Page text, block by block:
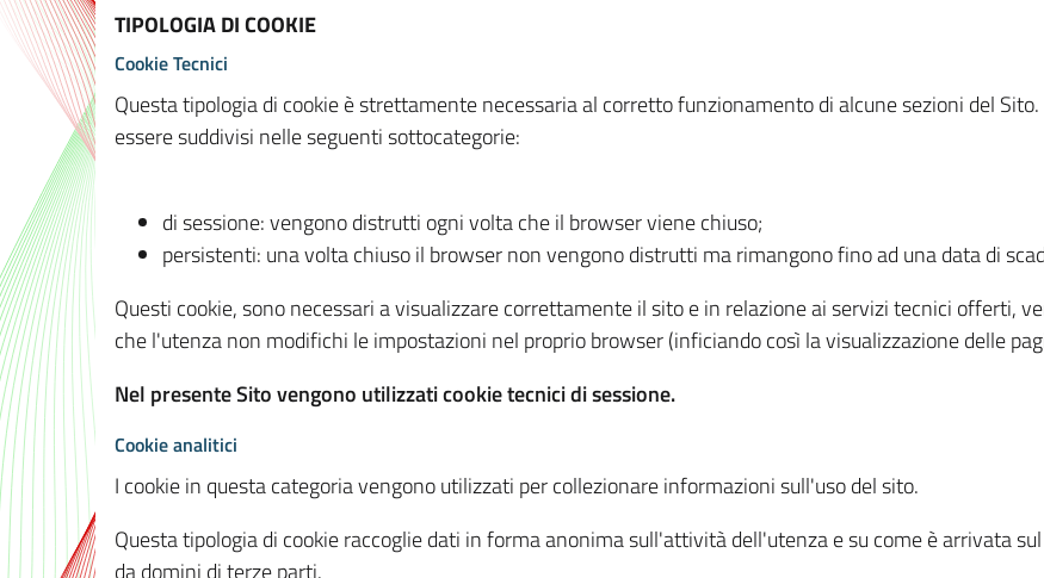
TIPOLOGIA DI COOKIE
Cookie Tecnici
Questa tipologia di cookie è strettamente necessaria al corretto funzionamento di alcune sezioni del
essere suddivisi nelle seguenti sottocategorie:
di sessione: vengono distrutti ogni volta che il browser viene chiuso;
persistenti: una volta chiuso il browser non vengono distrutti ma rimangono fino ad una data di
Questi cookie, sono necessari a visualizzare correttamente il sito e in relazione ai servizi tecnici offerti,
che l'utenza non modifichi le impostazioni nel proprio browser (inficiando così la visualizzazione delle
Nel presente Sito vengono utilizzati cookie tecnici di sessione.
Cookie analitici
I cookie in questa categoria vengono utilizzati per collezionare informazioni sull'uso del sito.
Questa tipologia di cookie raccoglie dati in forma anonima sull'attività dell'utenza e su come è arrivata
da domini di terze parti.